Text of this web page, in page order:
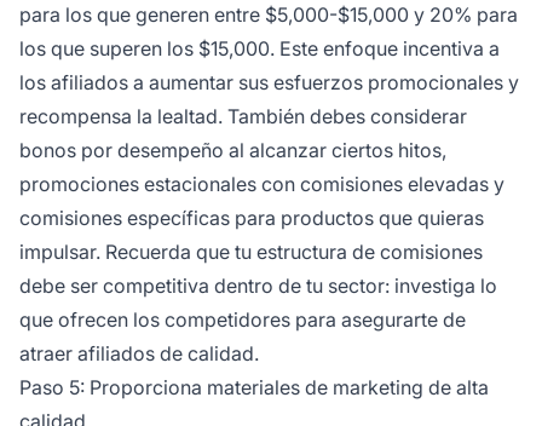
para los que generen entre $5,000-$15,000 y 20% para
los que superen los $15,000. Este enfoque incentiva a
los afiliados a aumentar sus esfuerzos promocionales y
recompensa la lealtad. También debes considerar
bonos por desempeño al alcanzar ciertos hitos,
promociones estacionales con comisiones elevadas y
comisiones específicas para productos que quieras
impulsar. Recuerda que tu estructura de comisiones
debe ser competitiva dentro de tu sector: investiga lo
que ofrecen los competidores para asegurarte de
atraer afiliados de calidad.
Paso 5: Proporciona materiales de marketing de alta
calidad